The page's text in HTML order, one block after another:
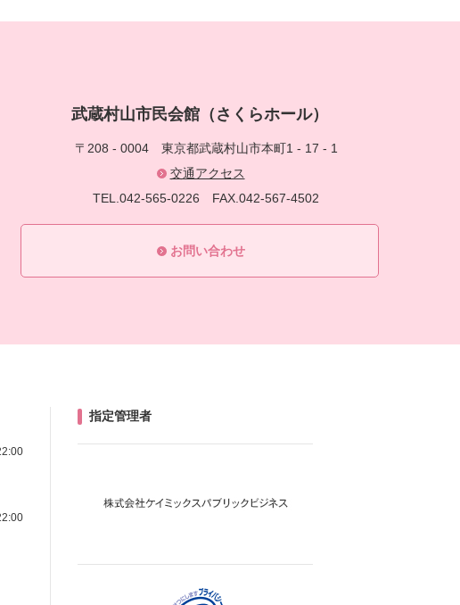
武蔵村山市民会館（さくらホール）
〒208 - 0004 東京都武蔵村山市本町1 - 17 - 1
交通アクセス
TEL.042-565-0226 FAX.042-567-4502
お問い合わせ
指定管理者